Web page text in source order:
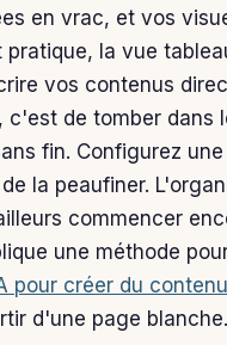
en vrac, et vos
la vue
vos contenus
c'est de tomber dans
fin. Configurez une
la peaufiner.
commencer
une méthode
pour créer du contenu
d'une page blanche.